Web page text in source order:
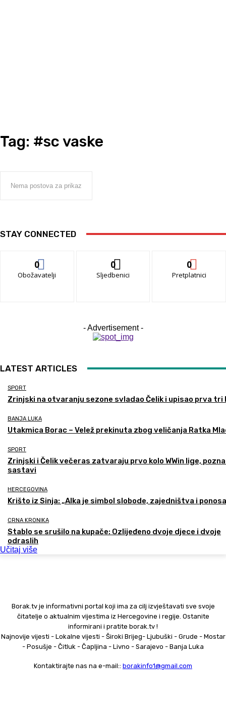
Tag: #sc vaske
Nema postova za prikaz
STAY CONNECTED
0
Obožavatelji
0
Sljedbenici
0
Pretplatnici
- Advertisement -
LATEST ARTICLES
SPORT
Zrinjski na otvaranju sezone svladao Čelik i upisao prva tri
BANJA LUKA
Utakmica Borac – Velež prekinuta zbog veličanja Ratka
SPORT
Zrinjski i Čelik večeras zatvaraju prvo kolo WWin lige,
sastavi
HERCEGOVINA
Krišto iz Sinja: „Alka je simbol slobode, zajedništva i
CRNA KRONIKA
Stablo se srušilo na kupače: Ozlijeđeno dvoje djece i dvoje
odraslih
Učitaj više
Borak.tv je informativni portal koji ima za cilj izvještavati sve svoje
čitatelje o aktualnim vijestima iz Hercegovine i regije. Ostanite
informirani i pratite borak.tv !
Najnovije vijesti - Lokalne vijesti - Široki Brijeg- Ljubuški - Grude - Mostar
- Posušje - Čitluk - Čapljina - Livno - Sarajevo - Banja Luka
Kontaktirajte nas na e-mail:: borakinfo1@gmail.com